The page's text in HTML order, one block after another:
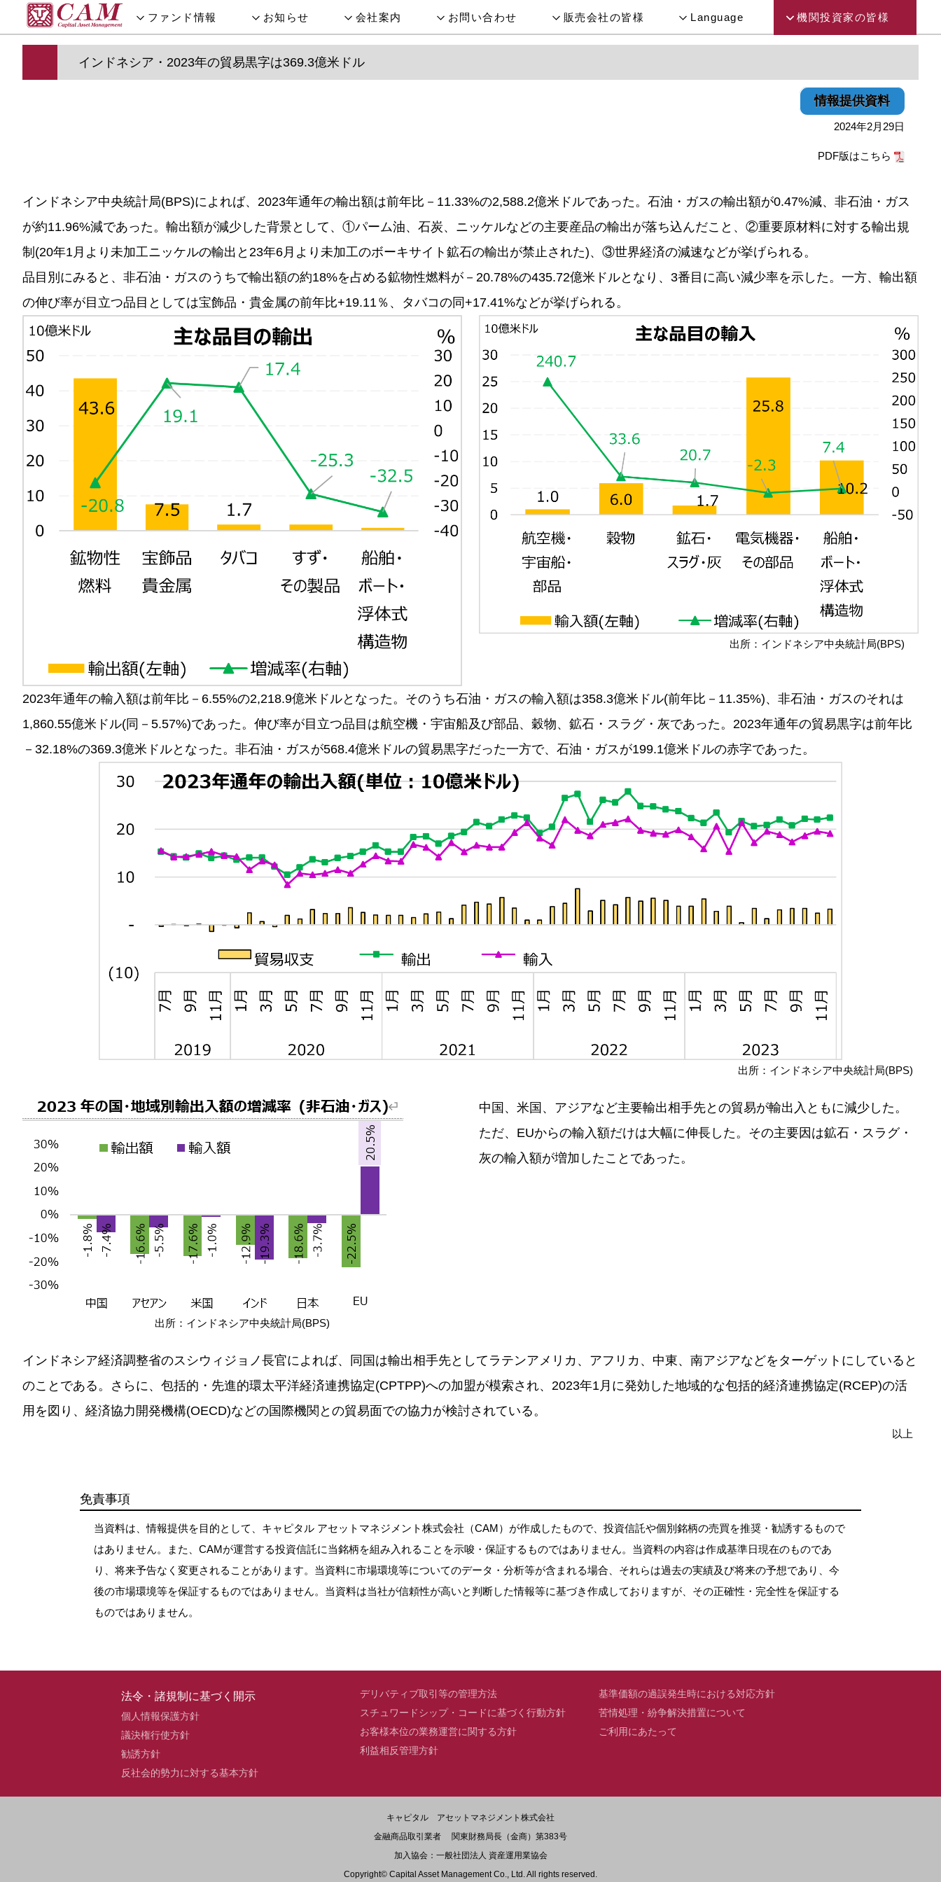
ファンド情報 お知らせ 会社案内 お問い合わせ 販売会社の皆様 Language 機関投資家の皆様
インドネシア・2023年の貿易黒字は369.3億米ドル
情報提供資料
2024年2月29日
PDF版はこちら
インドネシア中央統計局(BPS)によれば、2023年通年の輸出額は前年比－11.33%の2,588.2億米ドルであった。石油・ガスの輸出額が0.47%減、非石油・ガス
が約11.96%減であった。輸出額が減少した背景として、①パーム油、石炭、ニッケルなどの主要産品の輸出が落ち込んだこと、②重要原材料に対する輸出規
制(20年1月より未加工ニッケルの輸出と23年6月より未加工のボーキサイト鉱石の輸出が禁止された)、③世界経済の減速などが挙げられる。
品目別にみると、非石油・ガスのうちで輸出額の約18%を占める鉱物性燃料が－20.78%の435.72億米ドルとなり、3番目に高い減少率を示した。一方、輸出額
の伸び率が目立つ品目としては宝飾品・貴金属の前年比+19.11％、タバコの同+17.41%などが挙げられる。
出所：インドネシア中央統計局(BPS)
2023年通年の輸入額は前年比－6.55%の2,218.9億米ドルとなった。そのうち石油・ガスの輸入額は358.3億米ドル(前年比－11.35%)、非石油・ガスのそれは
1,860.55億米ドル(同－5.57%)であった。伸び率が目立つ品目は航空機・宇宙船及び部品、穀物、鉱石・スラグ・灰であった。2023年通年の貿易黒字は前年比
－32.18%の369.3億米ドルとなった。非石油・ガスが568.4億米ドルの貿易黒字だった一方で、石油・ガスが199.1億米ドルの赤字であった。
出所：インドネシア中央統計局(BPS)
出所：インドネシア中央統計局(BPS)
中国、米国、アジアなど主要輸出相手先との貿易が輸出入ともに減少した。
ただ、EUからの輸入額だけは大幅に伸長した。その主要因は鉱石・スラグ・
灰の輸入額が増加したことであった。
インドネシア経済調整省のスシウィジョノ長官によれば、同国は輸出相手先としてラテンアメリカ、アフリカ、中東、南アジアなどをターゲットにしていると
のことである。さらに、包括的・先進的環太平洋経済連携協定(CPTPP)への加盟が模索され、2023年1月に発効した地域的な包括的経済連携協定(RCEP)の活
用を図り、経済協力開発機構(OECD)などの国際機関との貿易面での協力が検討されている。
以上
免責事項
当資料は、情報提供を目的として、キャピタル アセットマネジメント株式会社（CAM）が作成したもので、投資信託や個別銘柄の売買を推奨・勧誘するもので
はありません。また、CAMが運営する投資信託に当銘柄を組み入れることを示唆・保証するものではありません。当資料の内容は作成基準日現在のものであ
り、将来予告なく変更されることがあります。当資料に市場環境等についてのデータ・分析等が含まれる場合、それらは過去の実績及び将来の予想であり、今
後の市場環境等を保証するものではありません。当資料は当社が信頼性が高いと判断した情報等に基づき作成しておりますが、その正確性・完全性を保証する
ものではありません。
法令・諸規制に基づく開示
個人情報保護方針
議決権行使方針
勧誘方針
反社会的勢力に対する基本方針
デリバティブ取引等の管理方法
スチュワードシップ・コードに基づく行動方針
お客様本位の業務運営に関する方針
利益相反管理方針
基準価額の過誤発生時における対応方針
苦情処理・紛争解決措置について
ご利用にあたって
キャピタル アセットマネジメント株式会社
金融商品取引業者 関東財務局長（金商）第383号
加入協会：一般社団法人 資産運用業協会
Copyright© Capital Asset Management Co., Ltd. All rights reserved.